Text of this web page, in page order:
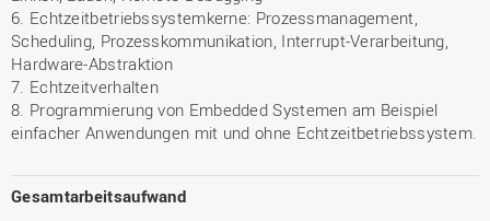
6. Echtzeitbetriebssystemkerne: Prozessmanagement,
Scheduling, Prozesskommunikation, Interrupt-Verarbeitung,
Hardware-Abstraktion
7. Echtzeitverhalten
8. Programmierung von Embedded Systemen am Beispiel
einfacher Anwendungen mit und ohne Echtzeitbetriebssystem.
Gesamtarbeitsaufwand